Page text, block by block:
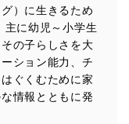
定める指針及び
の管理の仕組み
に適合させま
）に生きるため
主に幼児～小学生
の子らしさを大
ション能力、チ
ぐくむために家
情報とともに発